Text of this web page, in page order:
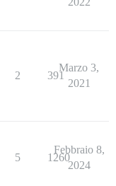
2 391
Marzo 3,
2021
5 1260
Febbraio 8,
2024